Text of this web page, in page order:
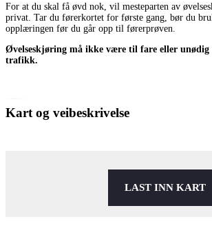
For at du skal få øvd nok, vil mesteparten av
privat. Tar du førerkortet for første gang, bør du
opplæringen før du går opp til førerprøven.
Øvelseskjøring må ikke være til fare eller unødig
trafikk.
Kart og veibeskrivelse
LAST INN KART